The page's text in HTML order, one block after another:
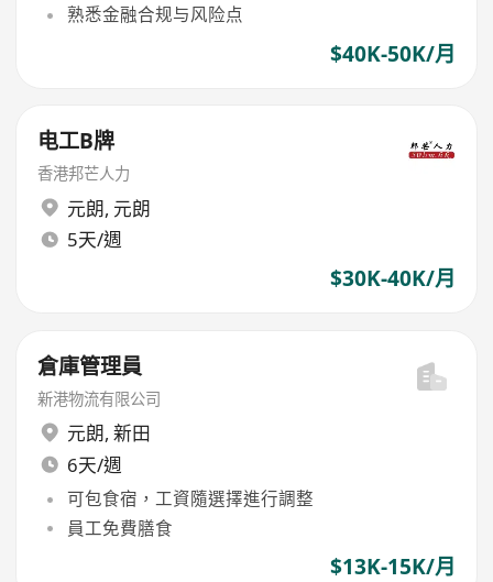
熟悉金融合规与风险点
$40K-50K/月
电工B牌
香港邦芒人力
元朗, 元朗
5天/週
$30K-40K/月
倉庫管理員
新港物流有限公司
元朗, 新田
6天/週
可包食宿，工資隨選擇進行調整
員工免費膳食
$13K-15K/月